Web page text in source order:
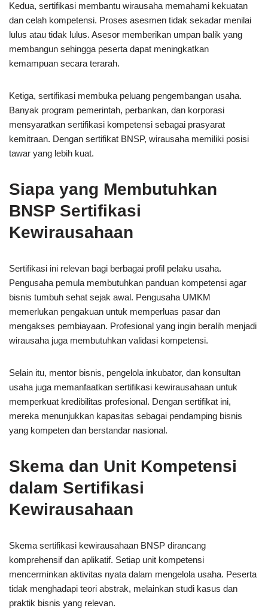
Kedua, sertifikasi membantu wirausaha memahami kekuatan
dan celah kompetensi. Proses asesmen tidak sekadar menilai
lulus atau tidak lulus. Asesor memberikan umpan balik yang
membangun sehingga peserta dapat meningkatkan
kemampuan secara terarah.
Ketiga, sertifikasi membuka peluang pengembangan usaha.
Banyak program pemerintah, perbankan, dan korporasi
mensyaratkan sertifikasi kompetensi sebagai prasyarat
kemitraan. Dengan sertifikat BNSP, wirausaha memiliki posisi
tawar yang lebih kuat.
Siapa yang Membutuhkan
BNSP Sertifikasi
Kewirausahaan
Sertifikasi ini relevan bagi berbagai profil pelaku usaha.
Pengusaha pemula membutuhkan panduan kompetensi agar
bisnis tumbuh sehat sejak awal. Pengusaha UMKM
memerlukan pengakuan untuk memperluas pasar dan
mengakses pembiayaan. Profesional yang ingin beralih menjadi
wirausaha juga membutuhkan validasi kompetensi.
Selain itu, mentor bisnis, pengelola inkubator, dan konsultan
usaha juga memanfaatkan sertifikasi kewirausahaan untuk
memperkuat kredibilitas profesional. Dengan sertifikat ini,
mereka menunjukkan kapasitas sebagai pendamping bisnis
yang kompeten dan berstandar nasional.
Skema dan Unit Kompetensi
dalam Sertifikasi
Kewirausahaan
Skema sertifikasi kewirausahaan BNSP dirancang
komprehensif dan aplikatif. Setiap unit kompetensi
mencerminkan aktivitas nyata dalam mengelola usaha. Peserta
tidak menghadapi teori abstrak, melainkan studi kasus dan
praktik bisnis yang relevan.